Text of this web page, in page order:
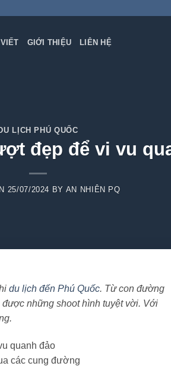
GIỚI THIỆU LIÊN HỆ
LỊCH PHÚ QUỐC
đẹp để vi vu
25/07/2024 BY AN NHIÊN PQ
du lịch đến Phú Quốc. Từ con đường
những shoot hình tuyệt vời. Với
các cung đường